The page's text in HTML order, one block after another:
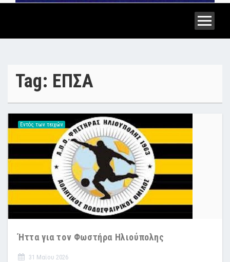
Tag: ΕΠΣΑ
Εντός των τειχών
Ήττα για τον Φωστήρα Ηλιούπολης
31 Μαϊου 2026